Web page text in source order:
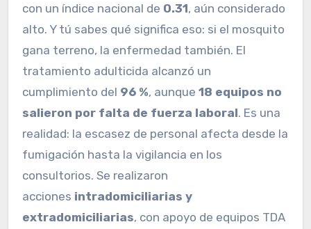
con un índice nacional de 0.31, aún considerado
alto. Y tú sabes qué significa eso: si el mosquito
gana terreno, la enfermedad también. El
tratamiento adulticida alcanzó un
cumplimiento del 96 %, aunque 18 equipos no
salieron por falta de fuerza laboral. Es una
realidad: la escasez de personal afecta desde la
fumigación hasta la vigilancia en los
consultorios. Se realizaron
acciones intradomiciliarias y
extradomiciliarias, con apoyo de equipos TDA